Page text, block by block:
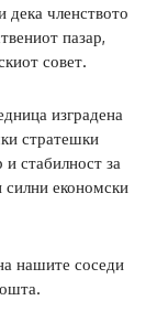
дека членството
пазар,
совет.
изградена
стратешки
стабилност за
силни економски
нашите соседи